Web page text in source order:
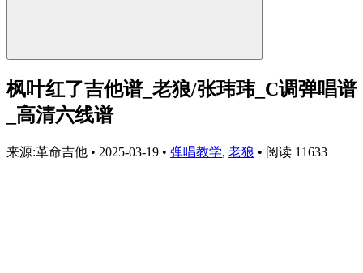
枫叶红了吉他谱_老狼/张玮玮_C调弹唱谱
_高清六线谱
来源:革命吉他 • 2025-03-19 • 弹唱教学, 老狼 • 阅读 11633